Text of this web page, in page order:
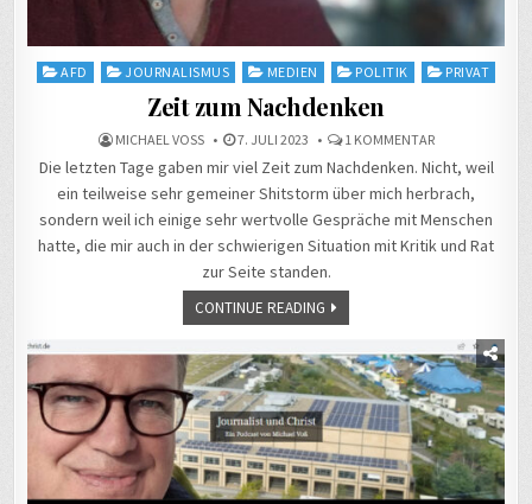
Posted
AFD JOURNALISMUS MEDIEN POLITIK PRIVAT
Zeit zum Nachdenken
MICHAEL VOSS 7. JULI 2023 1 KOMMENTARZU
ZUM
NACHDENKEN
Die letzten Tage gaben mir viel Zeit zum Nachdenken. Nicht, weil
ein teilweise sehr gemeiner Shitstorm über mich herbrach,
sondern weil ich einige sehr wertvolle Gespräche mit Menschen
hatte, die mir auch in der schwierigen Situation mit Kritik und Rat
zur Seite standen.
CONTINUE READING